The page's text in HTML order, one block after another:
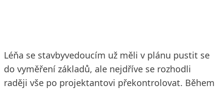
Léňa se stavbyvedoucím už měli v plánu pustit se
do vyměření základů, ale nejdříve se rozhodli
raději vše po projektantovi překontrolovat. Během